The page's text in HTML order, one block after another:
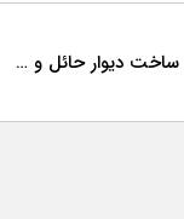
گلفوژ؛ راهکاری هوشمند برای پایدارسازی ترانشه، ساخت دیوار حائل و زیباسازی شهری